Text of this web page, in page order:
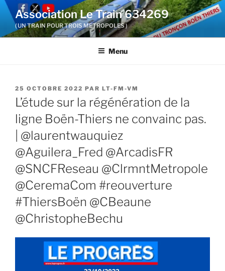
Aller
contenu
Association Le Train 634269
( UN TRAIN POUR TROIS METROPOLES )
Menu
PUBLIÉ
LE
25 OCTOBRE 2022 PAR LT-FM-VM
L’étude sur la régénération de la
ligne Boën-Thiers ne convainc pas.
| @laurentwauquiez
@Aguilera_Fred @ArcadisFR
@SNCFReseau @ClrmntMetropole
@CeremaCom #reouverture
#ThiersBoën @CBeaune
@ChristopheBechu